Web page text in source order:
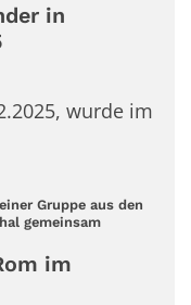
in
wurde im
Gruppe aus den
gemeinsam
im